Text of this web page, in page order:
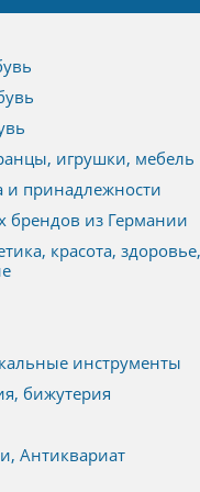
игрушки, мебель
и принадлежности
брендов из Германии
красота, здоровье,
инструменты
бижутерия
Антиквариат